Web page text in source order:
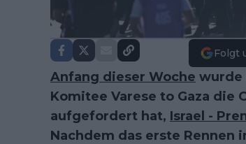
Folgt
Anfang dieser Woche wurde
Komitee Varese to Gaza
aufgefordert hat, Israel -
Nachdem das erste Rennen